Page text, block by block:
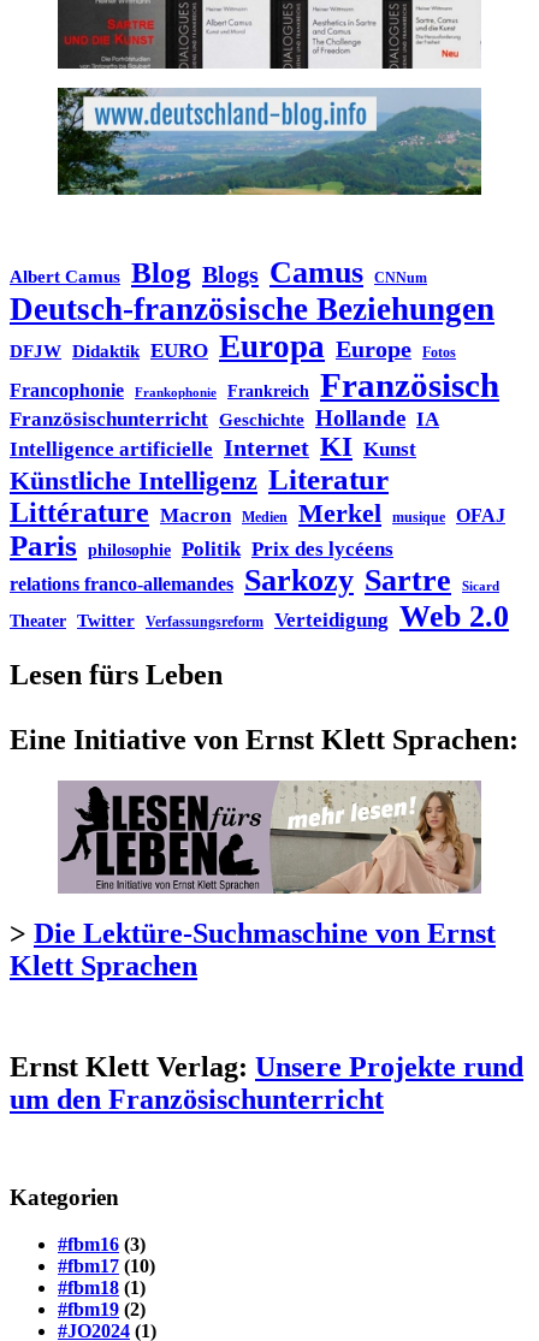
Albert Camus Blog Blogs Camus CNNum
Deutsch-französische Beziehungen
DFJW Didaktik EURO Europa Europe Fotos
Francophonie Frankophonie Frankreich Französisch
Französischunterricht Geschichte Hollande IA
Intelligence artificielle Internet KI Kunst
Künstliche Intelligenz Literatur
Littérature Macron Medien Merkel musique OFAJ
Paris philosophie Politik Prix des lycéens
relations franco-allemandes Sarkozy Sartre Sicard
Theater Twitter Verfassungsreform Verteidigung Web 2.0
Lesen fürs Leben
Eine Initiative von Ernst Klett Sprachen:
> Die Lektüre-Suchmaschine von Ernst
Klett Sprachen
Ernst Klett Verlag: Unsere Projekte rund
um den Französischunterricht
Kategorien
#fbm16 (3)
#fbm17 (10)
#fbm18 (1)
#fbm19 (2)
#JO2024 (1)